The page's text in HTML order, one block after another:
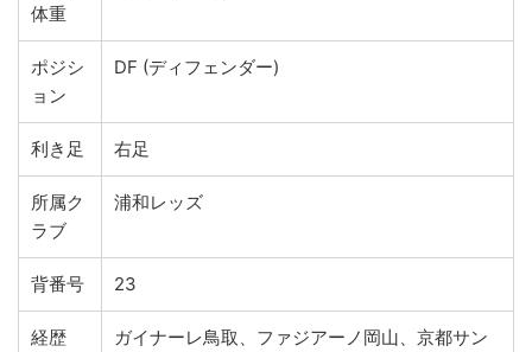
体重
ポジシ
ョン
DF (ディフェンダー)
利き足 右足
所属ク
ラブ
浦和レッズ
背番号 23
経歴
ガイナーレ鳥取、ファジアーノ岡山、京都サン